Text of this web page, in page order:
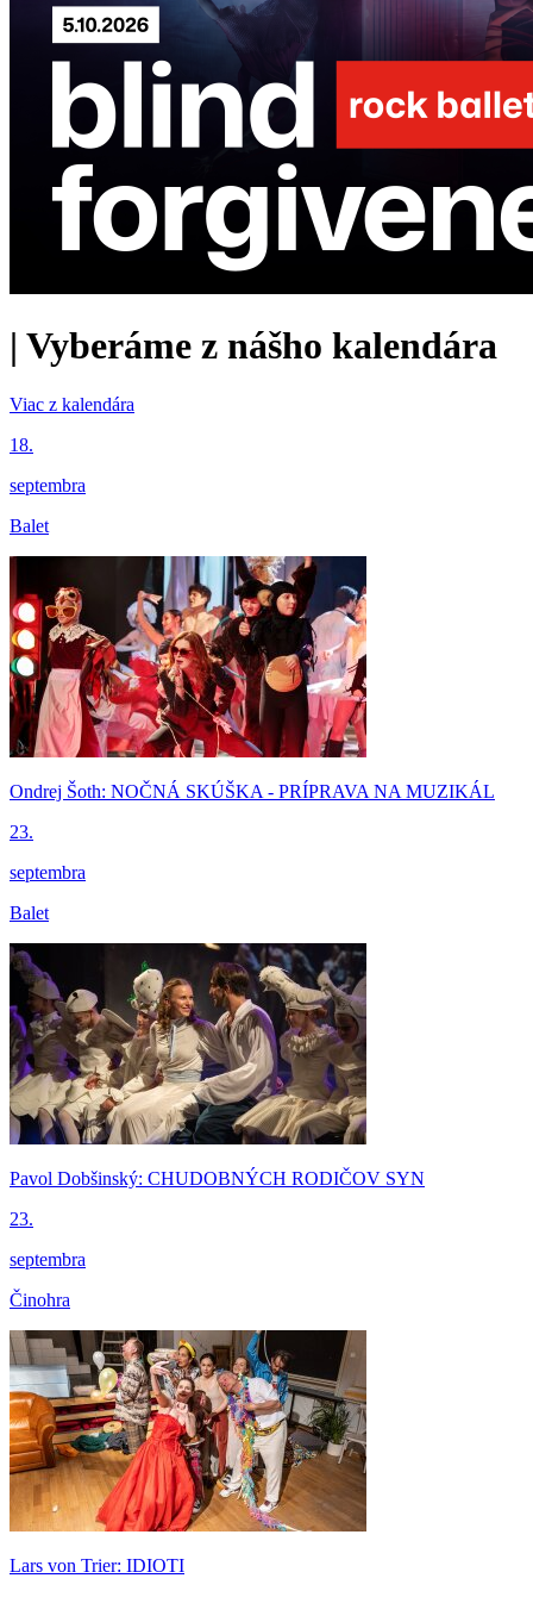
| Vyberáme z nášho kalendára
Viac z kalendára
18.
septembra
Balet
Ondrej Šoth: NOČNÁ SKÚŠKA - PRÍPRAVA NA MUZIKÁL
23.
septembra
Balet
Pavol Dobšinský: CHUDOBNÝCH RODIČOV SYN
23.
septembra
Činohra
Lars von Trier: IDIOTI